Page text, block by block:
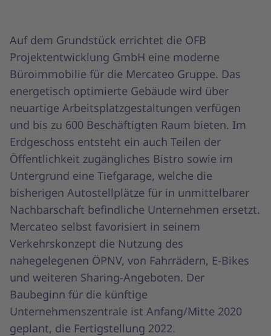
Auf dem Grundstück errichtet die OFB
Projektentwicklung GmbH eine moderne
Büroimmobilie für die Mercateo Gruppe. Das
energetisch optimierte Gebäude wird über
neuartige Arbeitsplatzgestaltungen verfügen
und bis zu 600 Beschäftigten Raum bieten. Im
Erdgeschoss entsteht ein auch Teilen der
Öffentlichkeit zugängliches Bistro sowie im
Untergrund eine Tiefgarage, welche die
bisherigen Autostellplätze für in unmittelbarer
Nachbarschaft befindliche Unternehmen ersetzt.
Mercateo selbst favorisiert in seinem
Verkehrskonzept die Nutzung des
nahegelegenen ÖPNV, von Fahrrädern, E-Bikes
und weiteren Sharing-Angeboten. Der
Baubeginn für die künftige
Unternehmenszentrale ist Anfang/Mitte 2020
geplant, die Fertigstellung 2022.